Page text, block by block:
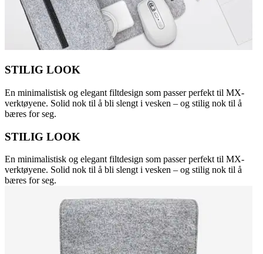
STILIG LOOK
En minimalistisk og elegant filtdesign som passer perfekt til MX-
verktøyene. Solid nok til å bli slengt i vesken – og stilig nok til å
bæres for seg.
STILIG LOOK
En minimalistisk og elegant filtdesign som passer perfekt til MX-
verktøyene. Solid nok til å bli slengt i vesken – og stilig nok til å
bæres for seg.